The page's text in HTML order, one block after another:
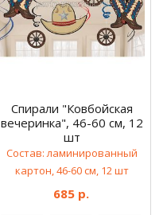
Спирали "Ковбойская
вечеринка", 46-60 см, 12
шт
Состав: ламинированный
картон, 46-60 см, 12 шт
685 р.